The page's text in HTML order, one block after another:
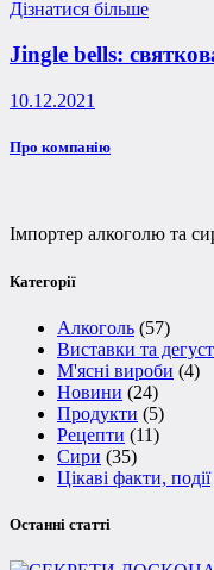
Дізнатися більше
Jingle bells:
10.12.2021
Про компанію
Імпортер алкоголю та
Категорії
Алкоголь (57)
Виставки та
М'ясні вироби (4)
Новини (24)
Продукти (5)
Рецепти (11)
Сири (35)
Цікаві факти, події
Останні статті